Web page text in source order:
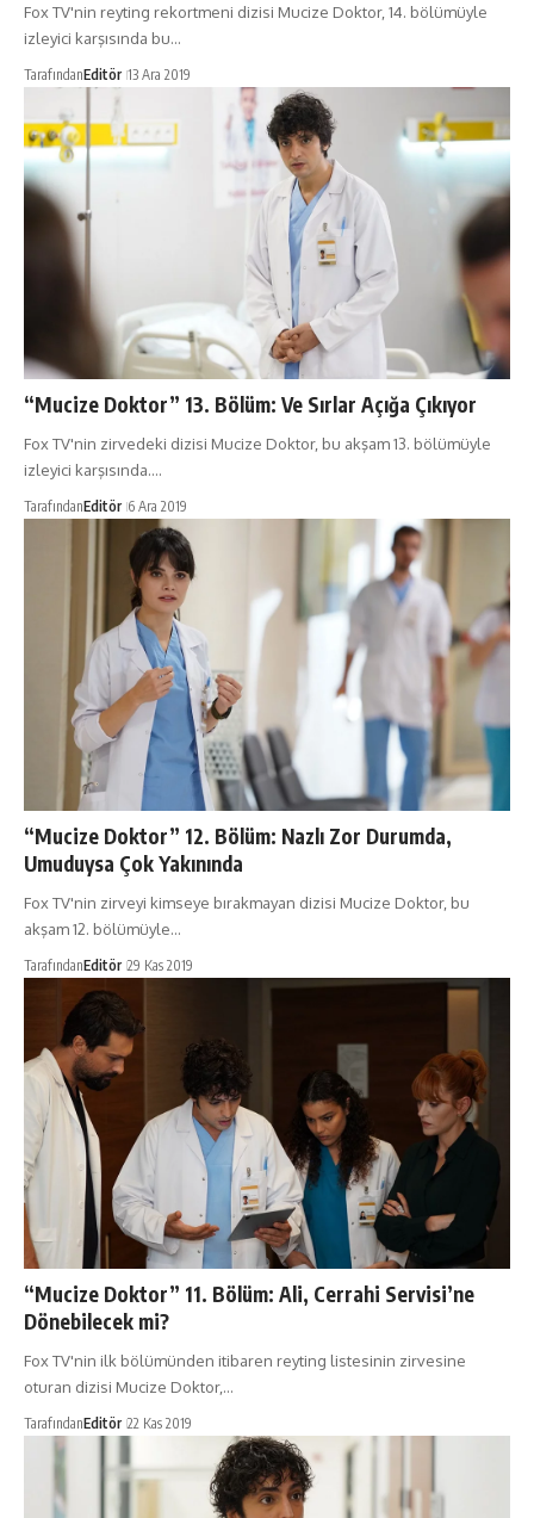
Fox TV'nin reyting rekortmeni dizisi Mucize Doktor, 14. bölümüyle
izleyici karşısında bu…
TarafındanEditör 13 Ara 2019
“Mucize Doktor” 13. Bölüm: Ve Sırlar Açığa Çıkıyor
Fox TV'nin zirvedeki dizisi Mucize Doktor, bu akşam 13. bölümüyle
izleyici karşısında.…
TarafındanEditör 6 Ara 2019
“Mucize Doktor” 12. Bölüm: Nazlı Zor Durumda,
Umuduysa Çok Yakınında
Fox TV'nin zirveyi kimseye bırakmayan dizisi Mucize Doktor, bu
akşam 12. bölümüyle…
TarafındanEditör 29 Kas 2019
“Mucize Doktor” 11. Bölüm: Ali, Cerrahi Servisi’ne
Dönebilecek mi?
Fox TV'nin ilk bölümünden itibaren reyting listesinin zirvesine
oturan dizisi Mucize Doktor,…
TarafındanEditör 22 Kas 2019